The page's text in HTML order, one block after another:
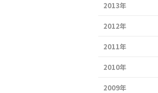
2013年
2012年
2011年
2010年
2009年